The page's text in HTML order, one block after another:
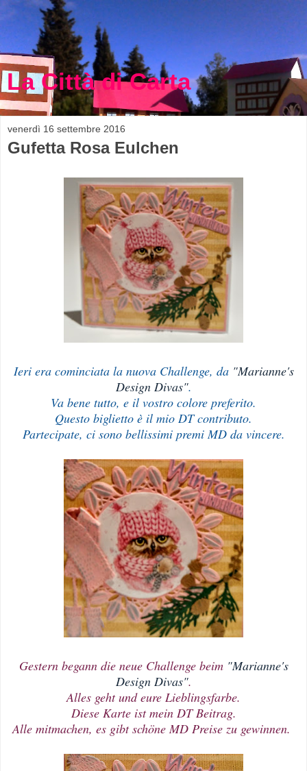
La Città di Carta
venerdì 16 settembre 2016
Gufetta Rosa Eulchen
Ieri era cominciata la nuova Challenge, da "Marianne's
Design Divas".
Va bene tutto, e il vostro colore preferito.
Questo biglietto è il mio DT contributo.
Partecipate, ci sono bellissimi premi MD da vincere.
Gestern begann die neue Challenge beim "Marianne's
Design Divas".
Alles geht und eure Lieblingsfarbe.
Diese Karte ist mein DT Beitrag.
Alle mitmachen, es gibt schöne MD Preise zu gewinnen.